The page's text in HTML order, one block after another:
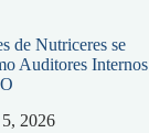
de Nutriceres se
Auditores Internos
2026